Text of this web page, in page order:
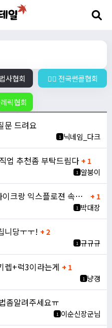
사협회 🧙‍♀️ 전국썬콜협회
릭협회
문 드려요
1 닉네임_다크
업 추천좀 부탁드림다 + 1
1 알붕이
아이스스트라이크랑 익스플로젼 속도랑 범위 아르테일식은 다똑같나요? + 1
1 박대장
니당ㅜㅜ! + 2
1 규규규
렙+럭3이라는게 + 1
1 냥갱
좀알려주세요ㅠ
1 이순신장군님